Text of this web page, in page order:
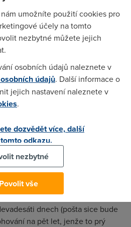
a nesouhlasné reptání se dají
datových schránek.
že obsah se bude po
která by možná nebylo od
se k bodu, který popírá
Pochopitelně si
ve svém počítači. Nebo jej
v tom, že na dokumentu nebude
se za poštovné. Ať žije pokrok.
v pořádku, máte naprostou
bude pořád jen kus
schránky nepodporují digitální
po http. Datové schránky
dnech (pošta sice bude
na pět let, jenže to prý
umožníte použití cookies pro
účely na tomto
nezbytné můžete jejich
osobních údajů naleznete v
údajů. Další informace o
jejich nastavení naleznete v
.
dozvědět více, další
odkazu.
nezbytné
Povolit vše